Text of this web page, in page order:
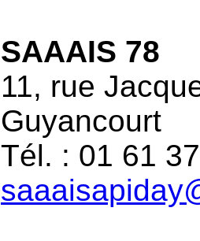
SAAAIS 78
11, rue
Guyancourt
Tél. : 01 61